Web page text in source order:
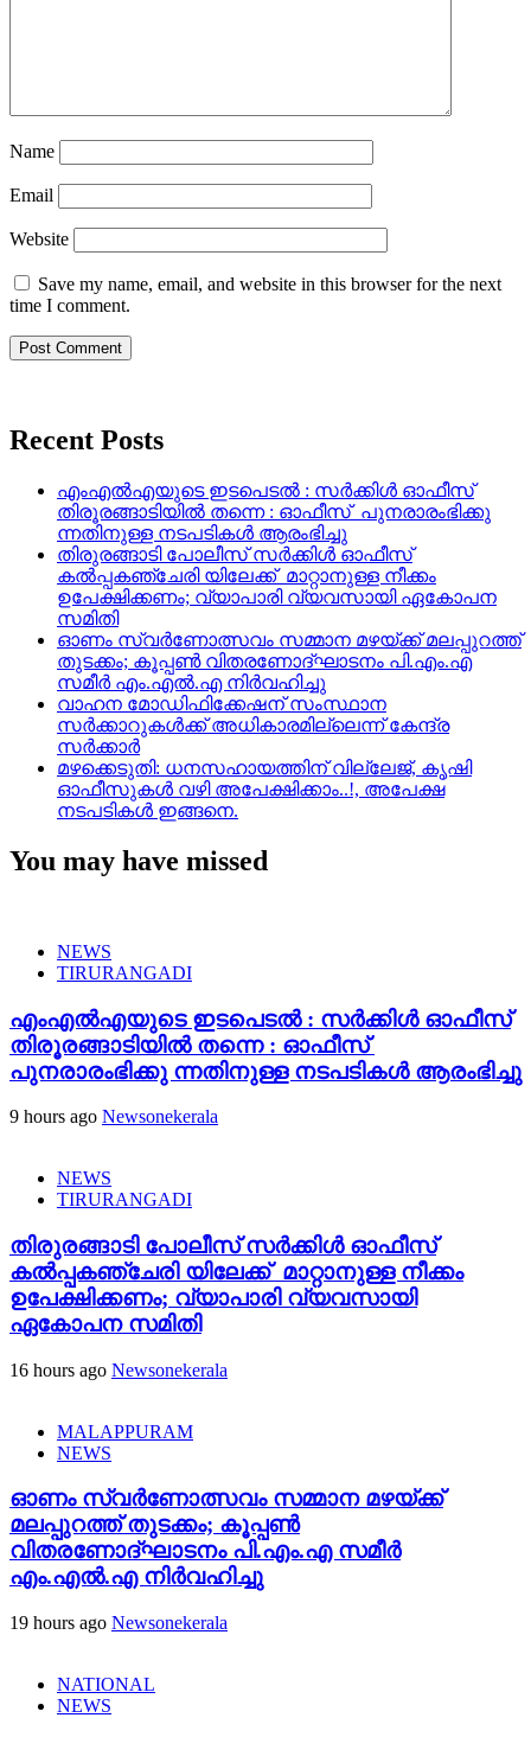
Name
Email
Website
Save my name, email, and website in this browser for the next
time I comment.
Recent Posts
എംഎൽഎയുടെ ഇടപെടൽ : സര്‍ക്കിള്‍ ഓഫീസ്
തിരൂരങ്ങാടിയിൽ തന്നെ : ഓഫീസ് പുനരാരംഭിക്കു
ന്നതിനുള്ള നടപടികൾ ആരംഭിച്ചു
തിരുരങ്ങാടി പോലീസ് സർക്കിൾ ഓഫീസ്
കൽപ്പകഞ്ചേരി യിലേക്ക് മാറ്റാനുള്ള നീക്കം
ഉപേക്ഷിക്കണം; വ്യാപാരി വ്യവസായി ഏകോപന
സമിതി
ഓണം സ്വർണോത്സവം സമ്മാന മഴയ്ക്ക് മലപ്പുറത്ത്
തുടക്കം; കൂപ്പൺ വിതരണോദ്ഘാടനം പി.എം.എ
സമീർ എം.എൽ.എ നിർവഹിച്ചു
വാഹന മോഡിഫിക്കേഷന് സംസ്ഥാന
സർക്കാറുകൾക്ക് അധികാരമില്ലെന്ന് കേന്ദ്ര
സർക്കാർ
മഴക്കെടുതി: ധനസഹായത്തിന് വില്ലേജ്, കൃഷി
ഓഫീസുകൾ വഴി അപേക്ഷിക്കാം..!, അപേക്ഷ
നടപടികൾ ഇങ്ങനെ.
You may have missed
NEWS
TIRURANGADI
എംഎൽഎയുടെ ഇടപെടൽ : സര്‍ക്കിള്‍ ഓഫീസ്
തിരൂരങ്ങാടിയിൽ തന്നെ : ഓഫീസ്
പുനരാരംഭിക്കു ന്നതിനുള്ള നടപടികൾ ആരംഭിച്ചു
9 hours ago Newsonekerala
NEWS
TIRURANGADI
തിരുരങ്ങാടി പോലീസ് സർക്കിൾ ഓഫീസ്
കൽപ്പകഞ്ചേരി യിലേക്ക് മാറ്റാനുള്ള നീക്കം
ഉപേക്ഷിക്കണം; വ്യാപാരി വ്യവസായി
ഏകോപന സമിതി
16 hours ago Newsonekerala
MALAPPURAM
NEWS
ഓണം സ്വർണോത്സവം സമ്മാന മഴയ്ക്ക്
മലപ്പുറത്ത് തുടക്കം; കൂപ്പൺ
വിതരണോദ്ഘാടനം പി.എം.എ സമീർ
എം.എൽ.എ നിർവഹിച്ചു
19 hours ago Newsonekerala
NATIONAL
NEWS